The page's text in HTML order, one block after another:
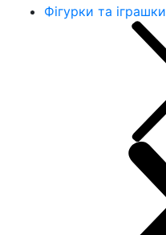
Фігурки та іграшки